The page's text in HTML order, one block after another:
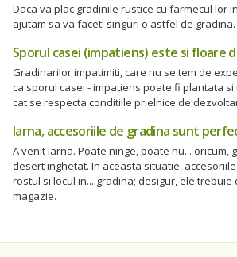
Daca va plac gradinile rustice cu farmecul lor
ajutam sa va faceti singuri o astfel de gradina.
Sporul casei (impatiens) este si floare
Gradinarilor impatimiti, care nu se tem de
ca sporul casei - impatiens poate fi plantata
cat se respecta conditiile prielnice de
Iarna, accesoriile de gradina sunt
A venit iarna. Poate ninge, poate nu... oricum,
desert inghetat. In aceasta situatie,
rostul si locul in... gradina; desigur, ele
magazie.